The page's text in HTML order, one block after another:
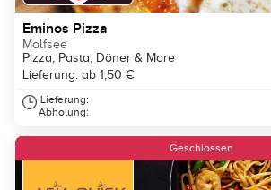
Eminos Pizza
Molfsee
Pizza, Pasta, Döner & More
Lieferung: ab 1,50 €
Lieferung:
Abholung:
Geschlossen